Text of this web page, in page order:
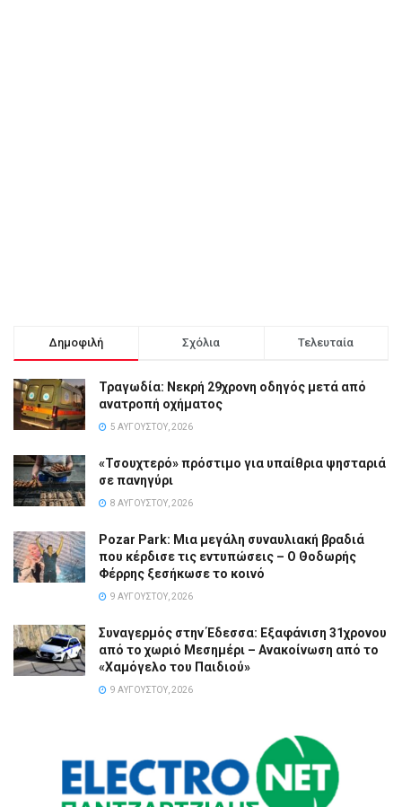
Δημοφιλή Σχόλια Τελευταία
Τραγωδία: Νεκρή 29χρονη οδηγός μετά από
ανατροπή οχήματος
5 ΑΥΓΟΎΣΤΟΥ, 2026
«Τσουχτερό» πρόστιμο για υπαίθρια ψησταριά
σε πανηγύρι
8 ΑΥΓΟΎΣΤΟΥ, 2026
Pozar Park: Μια μεγάλη συναυλιακή βραδιά
που κέρδισε τις εντυπώσεις – Ο Θοδωρής
Φέρρης ξεσήκωσε το κοινό
9 ΑΥΓΟΎΣΤΟΥ, 2026
Συναγερμός στην Έδεσσα: Εξαφάνιση 31χρονου
από το χωριό Μεσημέρι – Ανακοίνωση από το
«Χαμόγελο του Παιδιού»
9 ΑΥΓΟΎΣΤΟΥ, 2026